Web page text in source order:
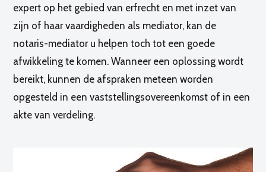
expert op het gebied van erfrecht en met inzet van
zijn of haar vaardigheden als mediator, kan de
notaris-mediator u helpen toch tot een goede
afwikkeling te komen. Wanneer een oplossing wordt
bereikt, kunnen de afspraken meteen worden
opgesteld in een vaststellingsovereenkomst of in een
akte van verdeling.